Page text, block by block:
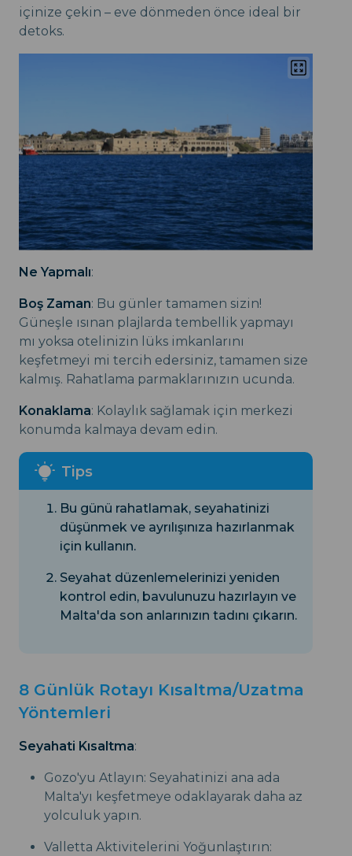
içinize çekin – eve dönmeden önce ideal bir
detoks.
Ne Yapmalı:
Boş Zaman: Bu günler tamamen sizin!
Güneşle ısınan plajlarda tembellik yapmayı
mı yoksa otelinizin lüks imkanlarını
keşfetmeyi mi tercih edersiniz, tamamen size
kalmış. Rahatlama parmaklarınızın ucunda.
Konaklama: Kolaylık sağlamak için merkezi
konumda kalmaya devam edin.
Bu günü rahatlamak, seyahatinizi
düşünmek ve ayrılışınıza hazırlanmak
için kullanın.
Seyahat düzenlemelerinizi yeniden
kontrol edin, bavulunuzu hazırlayın ve
Malta'da son anlarınızın tadını çıkarın.
8 Günlük Rotayı Kısaltma/Uzatma
Yöntemleri
Seyahati Kısaltma:
Gozo'yu Atlayın: Seyahatinizi ana ada
Malta'yı keşfetmeye odaklayarak daha az
yolculuk yapın.
Valletta Aktivitelerini Yoğunlaştırın: